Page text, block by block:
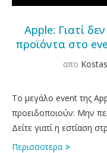
Apple: Γιατί
προϊόντα στο
απο
Το μεγάλο event της
προειδοποιούν: Μην
Δείτε γιατί η εστίαση
Περισσοτερα